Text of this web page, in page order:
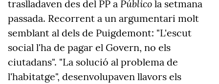
traslladaven des del PP a Público la setmana
passada. Recorrent a un argumentari molt
semblant al dels de Puigdemont: "L'escut
social l'ha de pagar el Govern, no els
ciutadans". "La solució al problema de
l'habitatge", desenvolupaven llavors els